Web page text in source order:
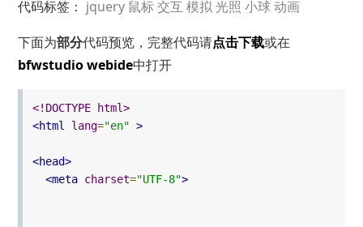
代码标签： jquery 鼠标交互 模拟光照 小球动画
下面为部分代码预览，完整代码请点击下载或在
bfwstudio webide中打开
<!DOCTYPE html>
<html
lang="en" >
<head>
<meta charset="UTF-8">